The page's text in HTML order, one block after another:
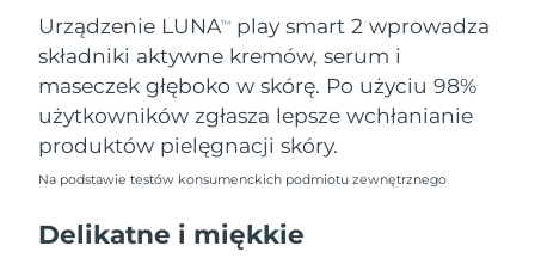
Urządzenie LUNATM
play smart 2 wprowadza
składniki aktywne kremów, serum i
maseczek głęboko w skórę. Po użyciu 98%
użytkowników zgłasza lepsze wchłanianie
produktów pielęgnacji skóry.
Na podstawie testów konsumenckich podmiotu zewnętrznego
Delikatne i miękkie
Reunion
Oczekiwany czas dostawy
8/14/26
Rumunia
Oczekiwany czas dostawy